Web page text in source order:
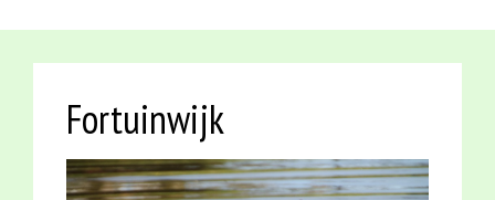
Fortuinwijk